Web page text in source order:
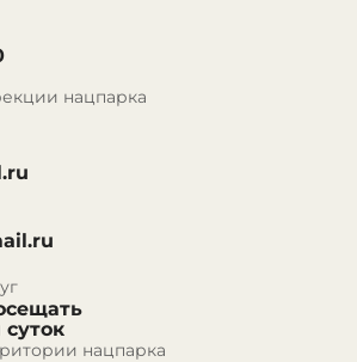
нацпарка
суток
нацпарка